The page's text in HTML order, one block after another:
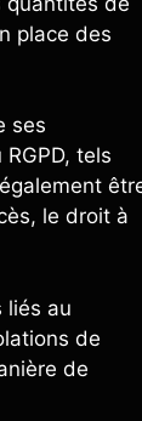
place des
ses
tels
le droit à
liés au
de
de